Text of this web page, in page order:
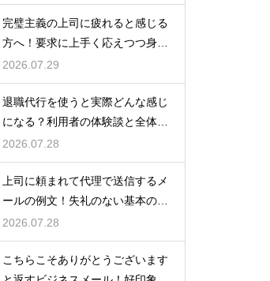
完璧主義の上司に疲れると感じる
方へ！要求に上手く応えつつ身を
守る方法
2026.07.29
退職代行を使うと実際どんな感じ
になる？利用者の体験談と全体の
流れ
2026.07.28
上司に頼まれて代理で送信するメ
ールの例文！失礼のない基本の書
き方
2026.07.28
こちらこそありがとうございます